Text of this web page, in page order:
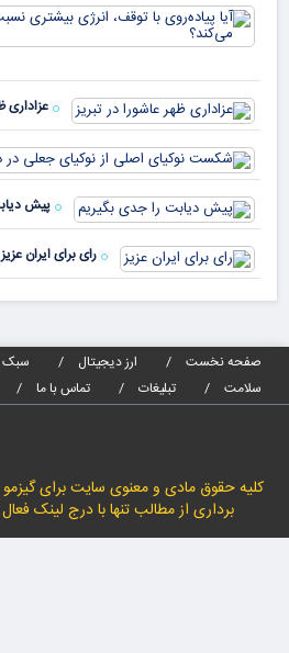
عزاداری
پیش
رای برای ایران عزیز
صفحه نخست ارز دیجیتال سبک
سلامت
تبلیغات تماس با ما
کلیه حقوق مادی و معنوی سایت برای
برداری از مطالب تنها با درج لینک